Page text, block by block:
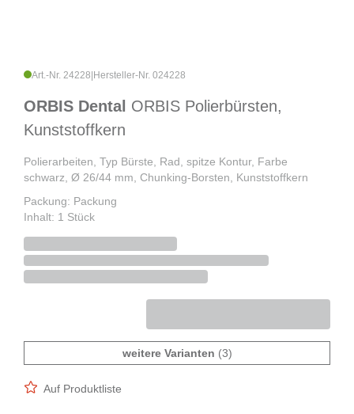
Art.-Nr. 24228 Hersteller-Nr. 024228
ORBIS Dental ORBIS Polierbürsten,
Kunststoffkern
Polierarbeiten, Typ Bürste, Rad, spitze Kontur, Farbe
schwarz, Ø 26/44 mm, Chunking-Borsten, Kunststoffkern
Packung: Packung
Inhalt: 1 Stück
weitere Varianten (3)
Auf Produktliste